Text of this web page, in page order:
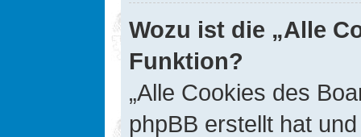
Wozu ist die „Alle
Funktion?
„Alle Cookies des
phpBB erstellt hat